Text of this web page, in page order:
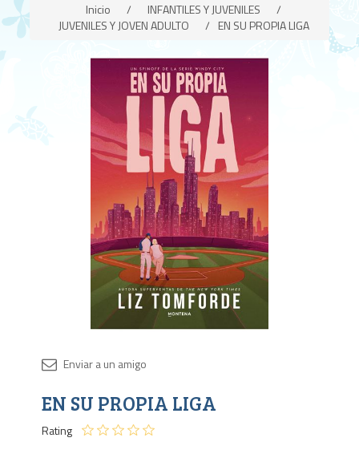
Inicio / INFANTILES Y JUVENILES
/
JUVENILES Y JOVEN ADULTO
/ EN SU PROPIA LIGA
EN SU PROPIA LIGA
Rating